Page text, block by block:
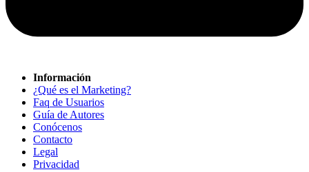
Información
¿Qué es el Marketing?
Faq de Usuarios
Guía de Autores
Conócenos
Contacto
Legal
Privacidad